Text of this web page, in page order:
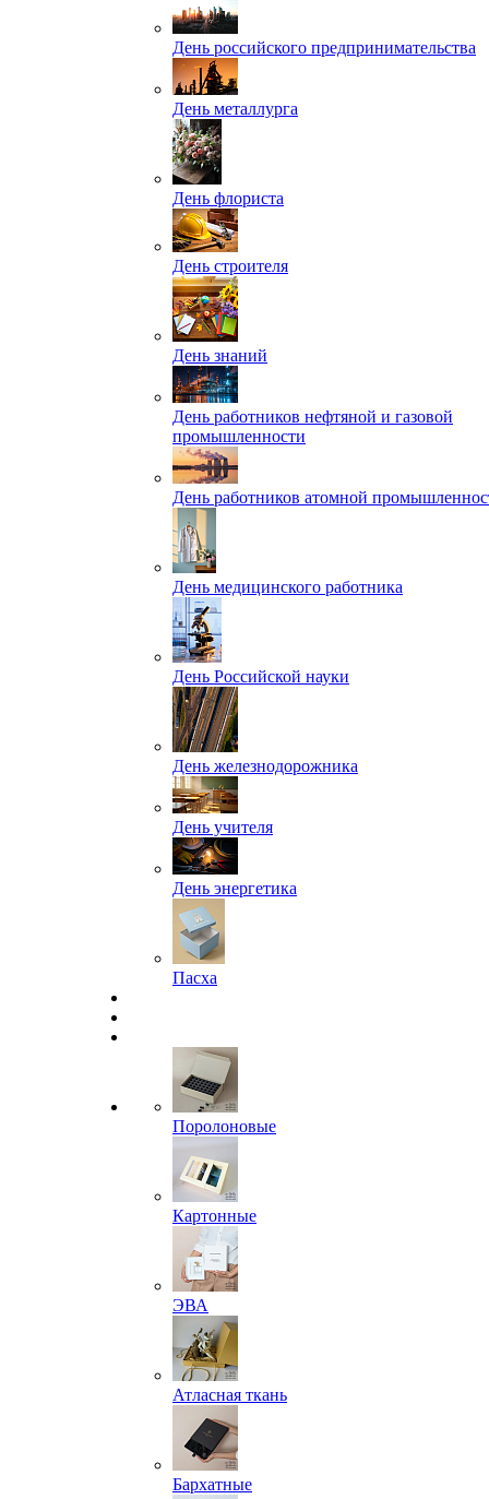
День российского предпринимательства
День металлурга
День флориста
День строителя
День знаний
День работников нефтяной и газовой
промышленности
День работников атомной
День медицинского работника
День Российской науки
День железнодорожника
День учителя
День энергетика
Пасха
Поролоновые
Картонные
ЭВА
Атласная ткань
Бархатные